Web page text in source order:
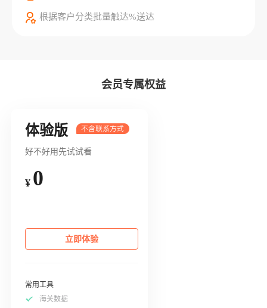
根据客户分类批量触达%送达
会员专属权益
体验版
好不好用先试试看
¥ 0
立即体验
常用工具
海关数据